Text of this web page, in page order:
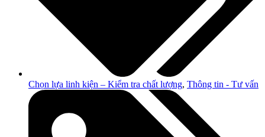
Chọn lựa linh kiện – Kiểm tra chất lượng, Thông tin - Tư vấn